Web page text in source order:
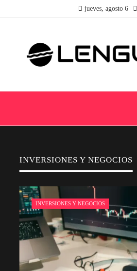
jueves, agosto 6
INVERSIONES Y NEGOCIOS
INVERSIONES Y NEGOCIOS